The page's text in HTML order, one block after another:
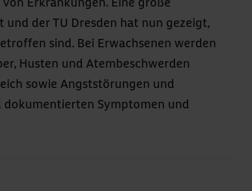
der TU Dresden hat nun gezeigt,
sind. Bei Erwachsenen werden
Husten und Atembeschwerden
sowie Angststörungen und
dokumentierten Symptomen und